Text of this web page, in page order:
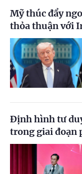
Mỹ thúc đẩy
thỏa thuận với
Định hình tư
trong giai đoạn